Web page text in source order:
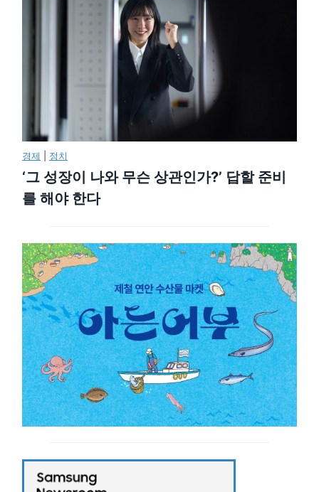
경제 정치
‘그 성장이 나와 무슨 상관인가?’ 답할 준비
를 해야 한다